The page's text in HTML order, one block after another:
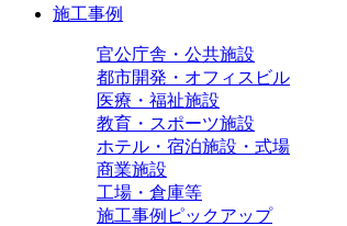
施工事例
官公庁舎・公共施設
都市開発・オフィスビル
医療・福祉施設
教育・スポーツ施設
ホテル・宿泊施設・式場
商業施設
工場・倉庫等
施工事例ピックアップ